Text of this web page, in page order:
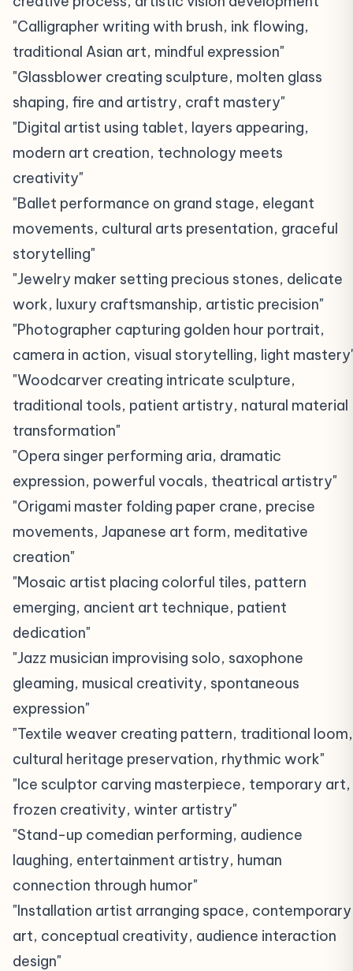
"Calligrapher writing with brush, ink flowing,
traditional Asian art, mindful expression"
"Glassblower creating sculpture, molten glass
shaping, fire and artistry, craft mastery"
"Digital artist using tablet, layers appearing,
modern art creation, technology meets
creativity"
"Ballet performance on grand stage, elegant
movements, cultural arts presentation, graceful
storytelling"
"Jewelry maker setting precious stones, delicate
work, luxury craftsmanship, artistic precision"
"Photographer capturing golden hour portrait,
camera in action, visual storytelling, light
"Woodcarver creating intricate sculpture,
traditional tools, patient artistry, natural material
transformation"
"Opera singer performing aria, dramatic
expression, powerful vocals, theatrical artistry"
"Origami master folding paper crane, precise
movements, Japanese art form, meditative
creation"
"Mosaic artist placing colorful tiles, pattern
emerging, ancient art technique, patient
dedication"
"Jazz musician improvising solo, saxophone
gleaming, musical creativity, spontaneous
expression"
"Textile weaver creating pattern, traditional loom,
cultural heritage preservation, rhythmic work"
"Ice sculptor carving masterpiece, temporary art,
frozen creativity, winter artistry"
"Stand-up comedian performing, audience
laughing, entertainment artistry, human
connection through humor"
"Installation artist arranging space, contemporary
art, conceptual creativity, audience interaction
design"